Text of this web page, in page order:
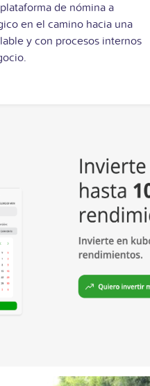
de nómina a
en el camino hacia una
y con procesos internos